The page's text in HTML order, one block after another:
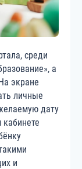
среди
а
экране
личные
дату
и